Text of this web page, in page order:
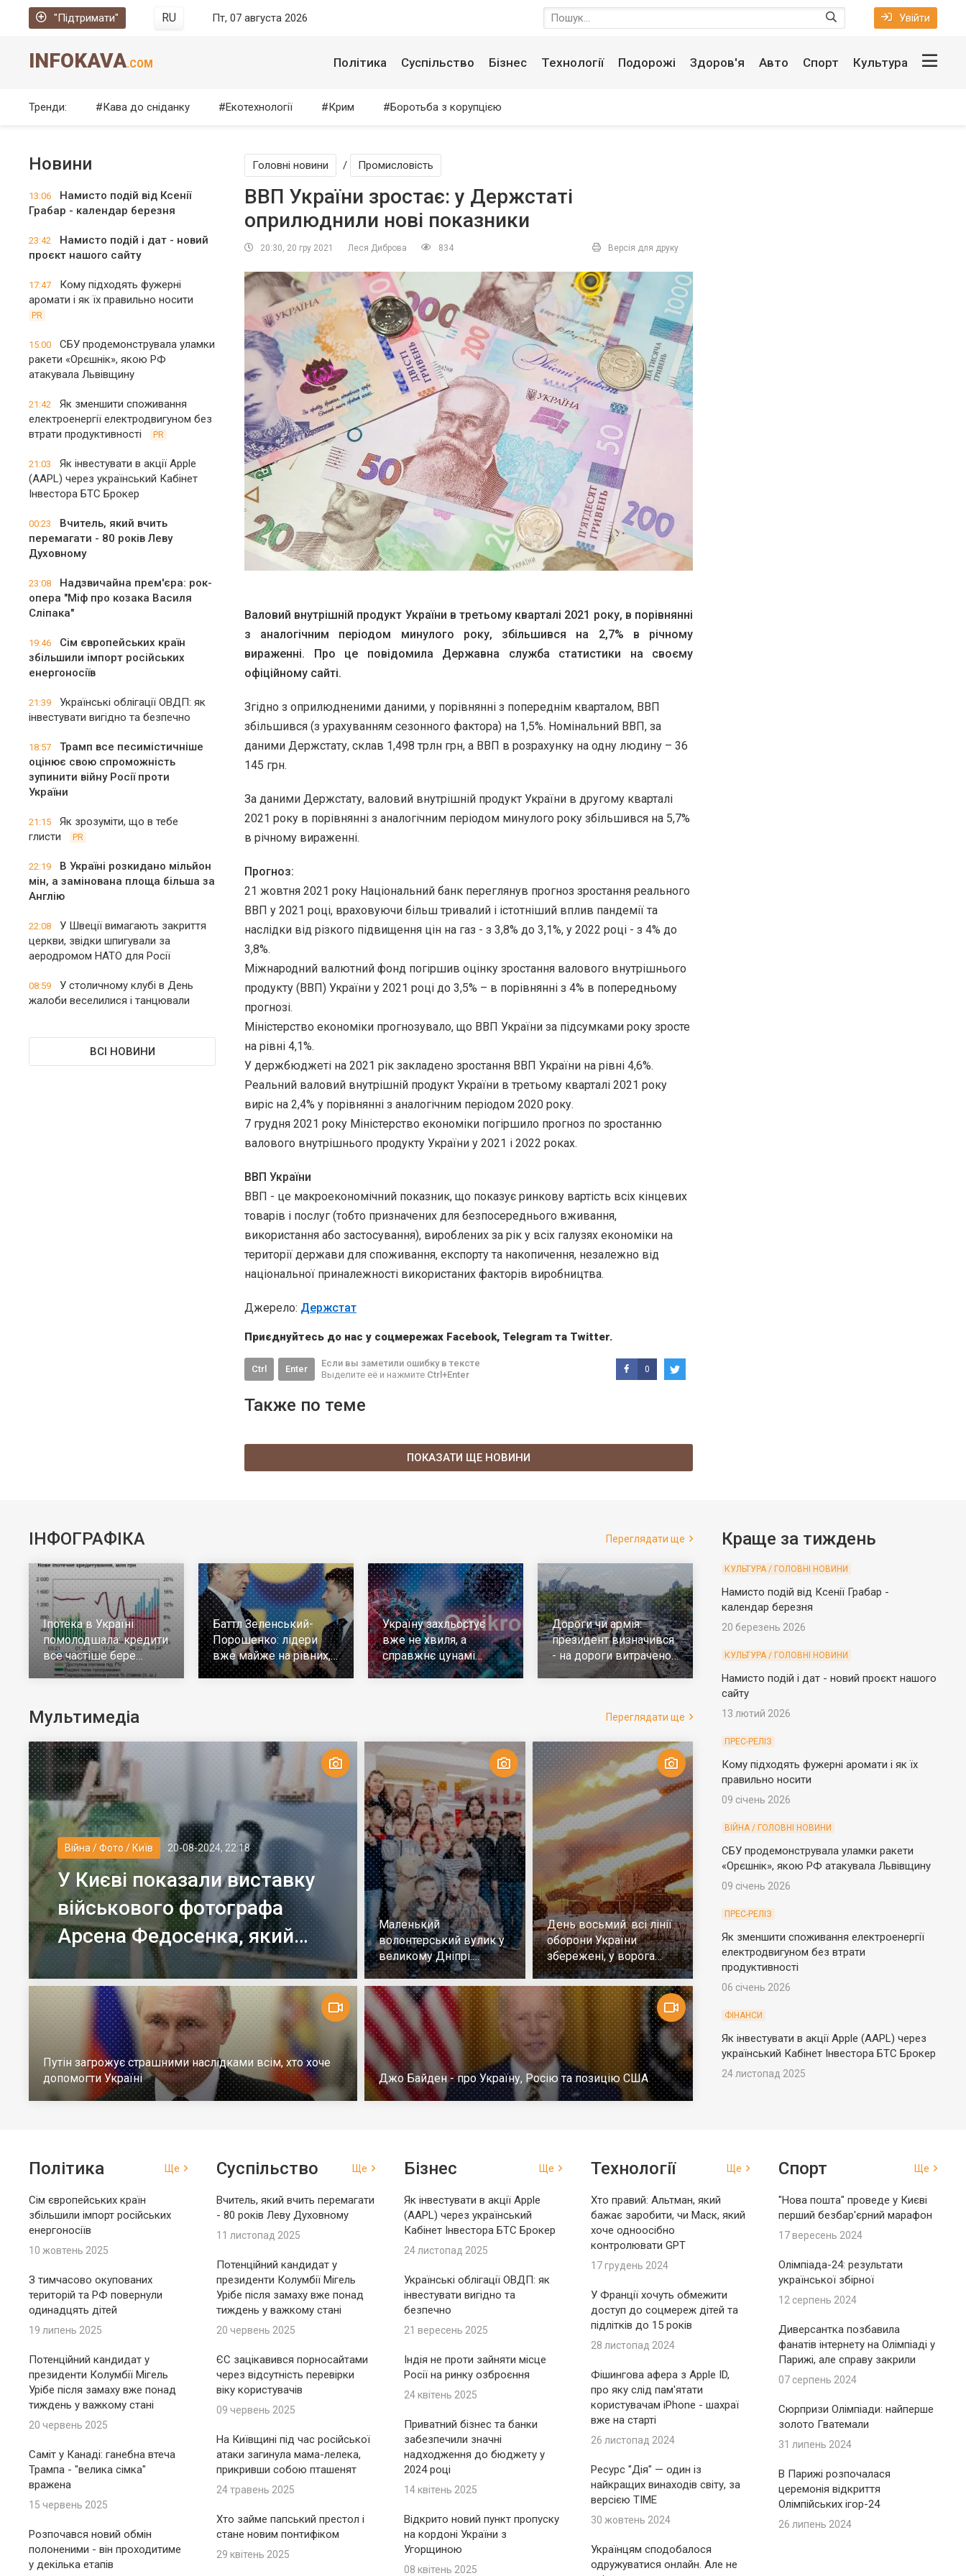
"Підтримати" RU Пт, 07 августа 2026 Увійти
INFOKAVA.COM Політика Суспільство Бізнес Технології Подорожі Здоров'я Авто Спорт Культура
Тренди: Кава до сніданку Екотехнології Крим Боротьба з корупцією
Новини
13:06
Намисто подій від Ксенії
Грабар - календар березня
23:42
Намисто подій і дат - новий
проєкт нашого сайту
17:47
Кому підходять фужерні
аромати і як їх правильно носити
PR
15:00
СБУ продемонструвала уламки
ракети «Орєшнік», якою РФ
атакувала Львівщину
21:42
Як зменшити споживання
електроенергії електродвигуном без
втрати продуктивності
PR
21:03
Як інвестувати в акції Apple
(AAPL) через український Кабінет
Інвестора БТС Брокер
00:23
Вчитель, який вчить
перемагати - 80 років Леву
Духовному
23:08
Надзвичайна прем'єра: рок-
опера "Міф про козака Василя
Сліпака"
19:46
Сім європейських країн
збільшили імпорт російських
енергоносіїв
21:39
Українські облігації ОВДП: як
інвестувати вигідно та безпечно
18:57
Трамп все песимістичніше
оцінює свою спроможність
зупинити війну Росії проти
України
21:15
Як зрозуміти, що в тебе
глисти
PR
22:19
В Україні розкидано мільйон
мін, а замінована площа більша за
Англію
22:08
У Швеції вимагають закриття
церкви, звідки шпигували за
аеродромом НАТО для Росії
08:59
У столичному клубі в День
жалоби веселилися і танцювали
ВСІ НОВИНИ
Головні новини / Промисловість
ВВП України зростає: у Держстаті
оприлюднили нові показники
20:30, 20 гру 2021 Леся Диброва 834 Версія для друку
Валовий внутрішній продукт України в третьому кварталі 2021 року, в порівнянні
з аналогічним періодом минулого року, збільшився на 2,7% в річному
вираженні. Про це повідомила Державна служба статистики на своєму
офіційному сайті.
Згідно з оприлюдненими даними, у порівнянні з попереднім кварталом, ВВП
збільшився (з урахуванням сезонного фактора) на 1,5%. Номінальний ВВП, за
даними Держстату, склав 1,498 трлн грн, а ВВП в розрахунку на одну людину – 36
145 грн.
За даними Держстату, валовий внутрішній продукт України в другому кварталі
2021 року в порівнянні з аналогічним періодом минулого року збільшився на 5,7%
в річному вираженні.
Прогноз:
21 жовтня 2021 року Національний банк переглянув прогноз зростання реального
ВВП у 2021 році, враховуючи більш тривалий і істотніший вплив пандемії та
наслідки від різкого підвищення цін на газ - з 3,8% до 3,1%, у 2022 році - з 4% до
3,8%.
Міжнародний валютний фонд погіршив оцінку зростання валового внутрішнього
продукту (ВВП) України у 2021 році до 3,5% – в порівнянні з 4% в попередньому
прогнозі.
Міністерство економіки прогнозувало, що ВВП України за підсумками року зросте
на рівні 4,1%.
У держбюджеті на 2021 рік закладено зростання ВВП України на рівні 4,6%.
Реальний валовий внутрішній продукт України в третьому кварталі 2021 року
виріс на 2,4% у порівнянні з аналогічним періодом 2020 року.
7 грудня 2021 року Міністерство економіки погіршило прогноз по зростанню
валового внутрішнього продукту України у 2021 і 2022 роках.
ВВП України
ВВП - це макроекономічний показник, що показує ринкову вартість всіх кінцевих
товарів і послуг (тобто призначених для безпосереднього вживання,
використання або застосування), вироблених за рік у всіх галузях економіки на
території держави для споживання, експорту та накопичення, незалежно від
національної приналежності використаних факторів виробництва.
Джерело: Держстат
Приєднуйтесь до нас у соцмережах Facebook, Telegram та Twitter.
Ctrl Enter
Если вы заметили ошибку в тексте
Выделите её и нажмите Ctrl+Enter 0
Также по теме
ПОКАЗАТИ ЩЕ НОВИНИ
ІНФОГРАФІКА Переглядати ще
Іпотека в Україні
помолодшала: кредити
все частіше бере
молодь до 30 років
Баттл Зеленський-
Порошенко: лідери
вже майже на рівних,
але багато тих, хто не
Україну захльостує
вже не хвиля, а
справжнє цунамі
ковіда. Що робити
Дороги чи армія:
президент визначився
- на дороги витрачено
у 10 разів більше
Мультимедіа Переглядати ще
Війна / Фото / Київ 20-08-2024, 22:18
У Києві показали виставку
військового фотографа
Арсена Федосенка, який
загинув на війні
Маленький
волонтерський вулик у
великому Дніпрі.
Репортаж
День восьмий: всі лінії
оборони України
збережені, у ворога
немає успіху
Путін загрожує страшними наслідками всім, хто хоче
допомогти Україні
Джо Байден - про Україну, Росію та позицію США
Краще за тиждень
КУЛЬТУРА / ГОЛОВНІ НОВИНИ
Намисто подій від Ксенії Грабар -
календар березня
20 березень 2026
КУЛЬТУРА / ГОЛОВНІ НОВИНИ
Намисто подій і дат - новий проєкт нашого
сайту
13 лютий 2026
ПРЕС-РЕЛІЗ
Кому підходять фужерні аромати і як їх
правильно носити
09 січень 2026
ВІЙНА / ГОЛОВНІ НОВИНИ
СБУ продемонструвала уламки ракети
«Орєшнік», якою РФ атакувала Львівщину
09 січень 2026
ПРЕС-РЕЛІЗ
Як зменшити споживання електроенергії
електродвигуном без втрати
продуктивності
06 січень 2026
ФІНАНСИ
Як інвестувати в акції Apple (AAPL) через
український Кабінет Інвестора БТС Брокер
24 листопад 2025
Політика Ще
Сім європейських країн
збільшили імпорт російських
енергоносіїв
10 жовтень 2025
З тимчасово окупованих
територій та РФ повернули
одинадцять дітей
19 липень 2025
Потенційний кандидат у
президенти Колумбії Мігель
Урібе після замаху вже понад
тиждень у важкому стані
20 червень 2025
Саміт у Канаді: ганебна втеча
Трампа - "велика сімка"
вражена
15 червень 2025
Розпочався новий обмін
полоненими - він проходитиме
у декілька етапів
Суспільство Ще
Вчитель, який вчить перемагати
- 80 років Леву Духовному
11 листопад 2025
Потенційний кандидат у
президенти Колумбії Мігель
Урібе після замаху вже понад
тиждень у важкому стані
20 червень 2025
ЄС зацікавився порносайтами
через відсутність перевірки
віку користувачів
09 червень 2025
На Київщині під час російської
атаки загинула мама-лелека,
прикривши собою пташенят
24 травень 2025
Хто займе папський престол і
стане новим понтифіком
29 квітень 2025
Бізнес Ще
Як інвестувати в акції Apple
(AAPL) через український
Кабінет Інвестора БТС Брокер
24 листопад 2025
Українські облігації ОВДП: як
інвестувати вигідно та
безпечно
21 вересень 2025
Індія не проти зайняти місце
Росії на ринку озброєння
24 квітень 2025
Приватний бізнес та банки
забезпечили значні
надходження до бюджету у
2024 році
14 квітень 2025
Відкрито новий пункт пропуску
на кордоні України з
Угорщиною
08 квітень 2025
Технології Ще
Хто правий: Альтман, який
бажає заробити, чи Маск, який
хоче одноосібно
контролювати GPT
17 грудень 2024
У Франції хочуть обмежити
доступ до соцмереж дітей та
підлітків до 15 років
28 листопад 2024
Фішингова афера з Apple ID,
про яку слід пам'ятати
користувачам iPhone - шахраї
вже на старті
26 листопад 2024
Ресурс "Дія" — один із
найкращих винаходів світу, за
версією TIME
30 жовтень 2024
Українцям сподобалося
одружуватися онлайн. Але не
Спорт Ще
"Нова пошта" проведе у Києві
перший безбар'єрний марафон
17 вересень 2024
Олімпіада-24: результати
української збірної
12 серпень 2024
Диверсантка позбавила
фанатів інтернету на Олімпіаді у
Парижі, але справу закрили
07 серпень 2024
Сюрпризи Олімпіади: найперше
золото Гватемали
31 липень 2024
В Парижі розпочалася
церемонія відкриття
Олімпійських ігор-24
26 липень 2024